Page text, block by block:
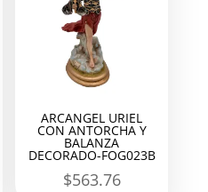
ARCANGEL URIEL
CON ANTORCHA Y
BALANZA
DECORADO-FOG023B
$563.76